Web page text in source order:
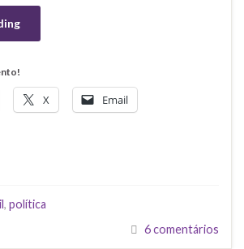
X Email
, política
6 comentários